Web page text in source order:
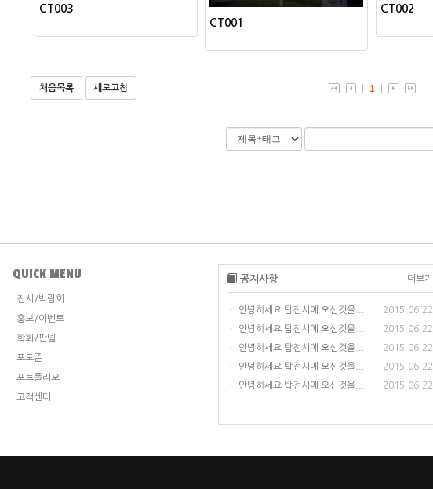
CT003 CT002
CT001
처음목록 새로고침 1
QUICK MENU
전시/박람회
홍보/이벤트
학회/판넬
포토존
포트폴리오
고객센터
공지사항 더보기
• 안녕하세요 탑전시에 오신것을... 2015.06.22
• 안녕하세요 탑전시에 오신것을... 2015.06.22
• 안녕하세요 탑전시에 오신것을... 2015.06.22
• 안녕하세요 탑전시에 오신것을... 2015.06.22
• 안녕하세요 탑전시에 오신것을... 2015.06.22